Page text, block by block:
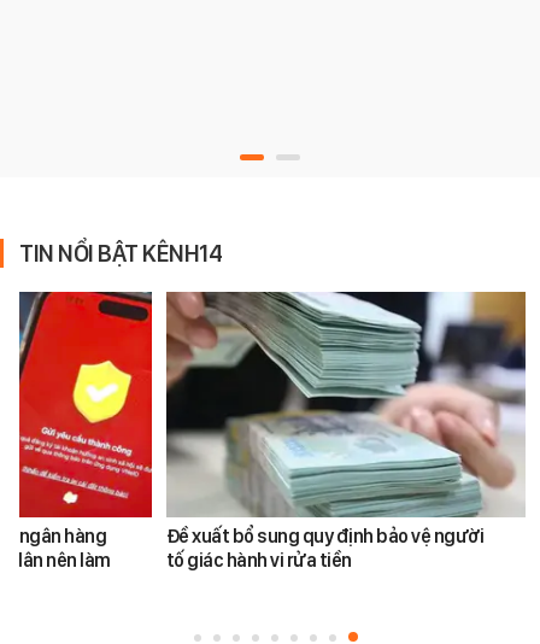
TIN NỔI BẬT KÊNH14
ngân hàng
dân nên làm
Đề xuất bổ sung quy định bảo vệ người
tố giác hành vi rửa tiền